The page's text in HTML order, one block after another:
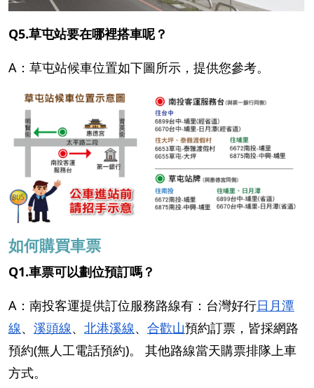
Q5.草屯站要在哪裡搭車呢？
A：草屯站候車位置如下圖所示，提供您參考。
如何購買車票
Q1.車票可以劃位預訂嗎？
A：南投客運提供訂位服務路線有：台灣好行日月潭
線、 溪頭線、 北港溪線、 合歡山預約訂票，皆採網路
預約(無人工電話預約)。 其他路線當天購票排隊上車
方式。